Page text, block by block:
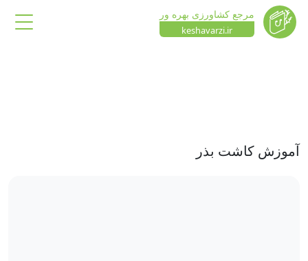
مرجع کشاورزی بهره ور
keshavarzi.ir
آموزش کاشت بذر